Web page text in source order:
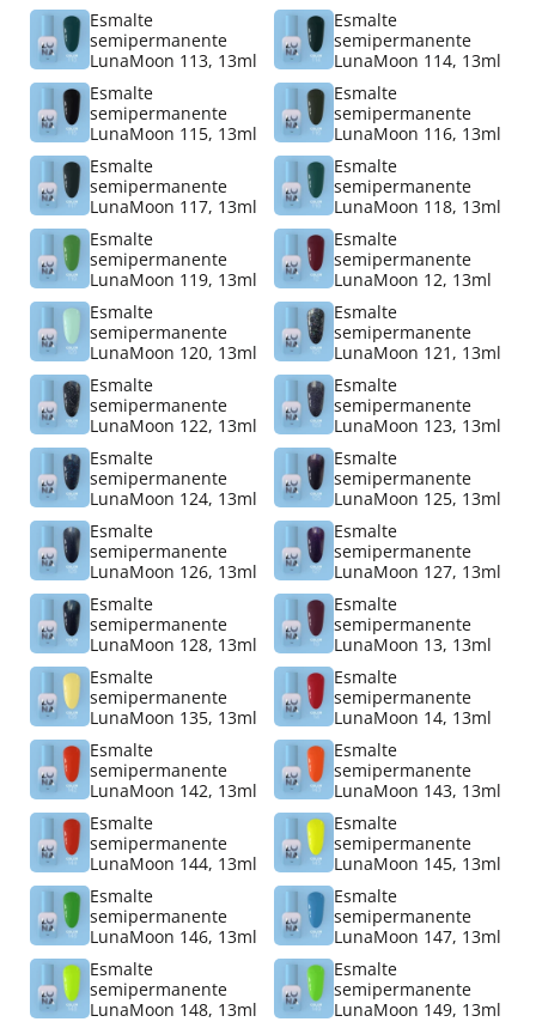
Esmalte
semipermanente
LunaMoon 113, 13ml
Esmalte
semipermanente
LunaMoon 114, 13ml
Esmalte
semipermanente
LunaMoon 115, 13ml
Esmalte
semipermanente
LunaMoon 116, 13ml
Esmalte
semipermanente
LunaMoon 117, 13ml
Esmalte
semipermanente
LunaMoon 118, 13ml
Esmalte
semipermanente
LunaMoon 119, 13ml
Esmalte
semipermanente
LunaMoon 12, 13ml
Esmalte
semipermanente
LunaMoon 120, 13ml
Esmalte
semipermanente
LunaMoon 121, 13ml
Esmalte
semipermanente
LunaMoon 122, 13ml
Esmalte
semipermanente
LunaMoon 123, 13ml
Esmalte
semipermanente
LunaMoon 124, 13ml
Esmalte
semipermanente
LunaMoon 125, 13ml
Esmalte
semipermanente
LunaMoon 126, 13ml
Esmalte
semipermanente
LunaMoon 127, 13ml
Esmalte
semipermanente
LunaMoon 128, 13ml
Esmalte
semipermanente
LunaMoon 13, 13ml
Esmalte
semipermanente
LunaMoon 135, 13ml
Esmalte
semipermanente
LunaMoon 14, 13ml
Esmalte
semipermanente
LunaMoon 142, 13ml
Esmalte
semipermanente
LunaMoon 143, 13ml
Esmalte
semipermanente
LunaMoon 144, 13ml
Esmalte
semipermanente
LunaMoon 145, 13ml
Esmalte
semipermanente
LunaMoon 146, 13ml
Esmalte
semipermanente
LunaMoon 147, 13ml
Esmalte
semipermanente
LunaMoon 148, 13ml
Esmalte
semipermanente
LunaMoon 149, 13ml